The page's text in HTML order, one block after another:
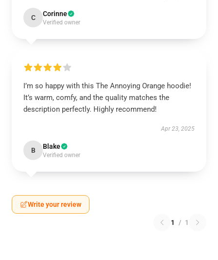
C Corinne
Verified owner
I’m so happy with this The Annoying Orange hoodie!
It’s warm, comfy, and the quality matches the
description perfectly. Highly recommend!
Apr 23, 2025
B Blake
Verified owner
Write your review
1 / 1